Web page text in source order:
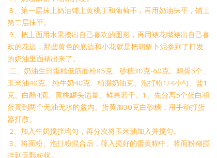
8、第一层抹上奶油铺上黄桃丁和葡萄干，再用奶油抹平，铺上
第二层抹平。
9、把上面用水果摆出自己喜欢的图形，再用裱花嘴裱出自己喜
欢的花边，那些黄色的底边和小花就是把胡萝卜泥参到了打发
的奶油里面裱出来了。
二、奶油生日蛋糕低筋面粉85克、砂糖30克-60克、鸡蛋5个、
玉米油40克、纯牛奶40克、植脂奶油克、泡打粉1/4小勺、盐1
克、白醋4滴、黄桃罐头适量、鲜果若干。1、先分离5个蛋白和
蛋黄到两个无油无水的盆内。蛋黄加30克白砂糖，用手动打蛋
器打散。
2、加入牛奶搅拌均匀，再分次将玉米油加入并搅匀。
3、将面粉、泡打粉混合后，筛入搅好的蛋黄糊中、将面粉糊搅
拌到无颗粒状。